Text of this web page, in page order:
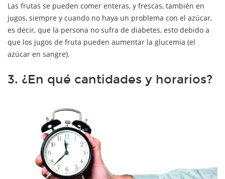
Las frutas se pueden comer enteras, y frescas, también en
jugos, siempre y cuando no haya un problema con el azúcar,
es decir, que la persona no sufra de diabetes, esto debido a
que los jugos de fruta pueden aumentar la glucemia (el
azúcar en sangre).
3. ¿En qué cantidades y horarios?